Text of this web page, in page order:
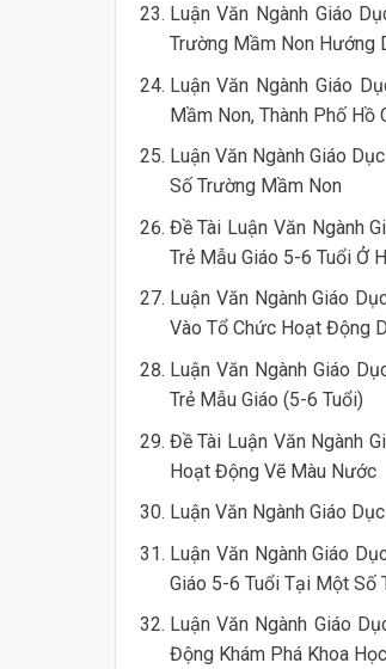
Luận Văn Ngành Giáo
Trường Mầm Non Hướng
Luận Văn Ngành Giáo
Mầm Non, Thành Phố Hồ
Luận Văn Ngành Giáo
Số Trường Mầm Non
Đề Tài Luận Văn Ngành
Trẻ Mẫu Giáo 5-6 Tuổi Ở
Luận Văn Ngành Giáo
Vào Tổ Chức Hoạt Động
Luận Văn Ngành Giáo
Trẻ Mẫu Giáo (5-6 Tuổi)
Đề Tài Luận Văn Ngành
Hoạt Động Vẽ Màu Nước
Luận Văn Ngành Giáo
Luận Văn Ngành Giáo
Giáo 5-6 Tuổi Tại Một Số
Luận Văn Ngành Giáo
Động Khám Phá Khoa